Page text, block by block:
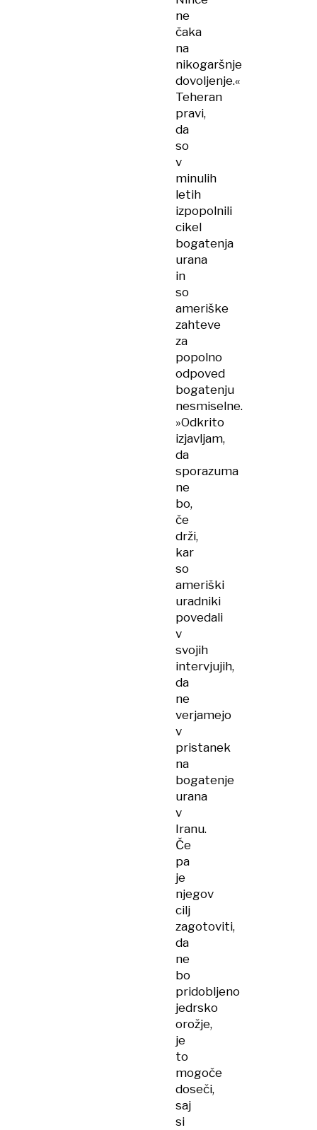
ne
čaka
na
nikogaršnje
dovoljenje.«
Teheran
pravi,
da
so
v
minulih
letih
izpopolnili
cikel
bogatenja
urana
in
so
ameriške
zahteve
za
popolno
odpoved
bogatenju
nesmiselne.
»Odkrito
izjavljam,
da
sporazuma
ne
bo,
če
drži,
kar
so
ameriški
uradniki
povedali
v
svojih
intervjujih,
da
ne
verjamejo
v
pristanek
na
bogatenje
urana
v
Iranu.
Če
pa
je
njegov
cilj
zagotoviti,
da
ne
bo
pridobljeno
jedrsko
orožje,
je
to
mogoče
doseči,
saj
si